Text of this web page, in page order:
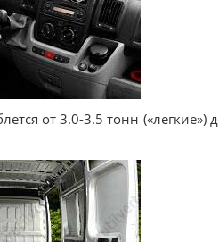
от 3.0-3.5 тонн («легкие»)